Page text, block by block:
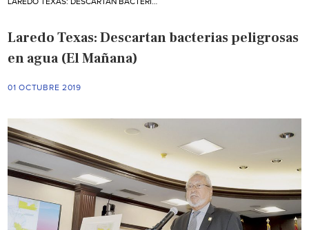
Laredo Texas: Descartan bacterias peligrosas
en agua (El Mañana)
01 OCTUBRE 2019